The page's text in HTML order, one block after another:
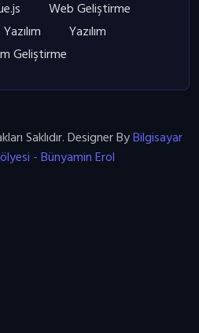
Web Geliştirme
Yazılım
Geliştirme
Saklıdır. Designer ByBilgisayar
- Bünyamin Erol